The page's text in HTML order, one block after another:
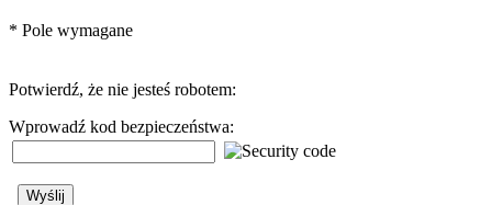
* Pole wymagane
Potwierdź, że nie jesteś robotem:
Wprowadź kod bezpieczeństwa: